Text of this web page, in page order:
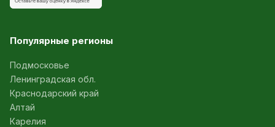
Популярные регионы
Подмосковье
Ленинградская обл.
Краснодарский край
Алтай
Карелия